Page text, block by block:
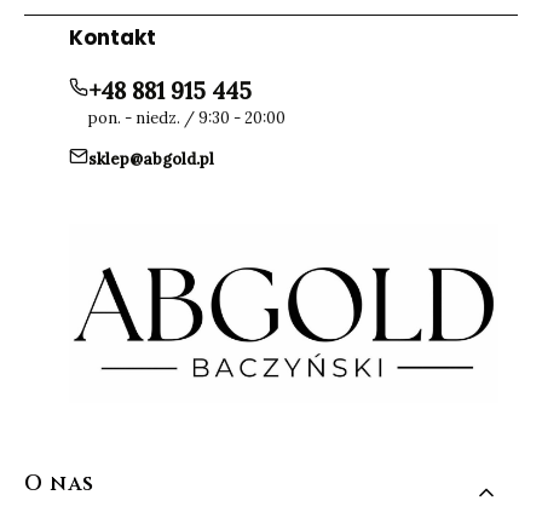
Kontakt
+48 881 915 445
pon. - niedz. / 9:30 - 20:00
sklep@abgold.pl
Linki w stopce
O nas